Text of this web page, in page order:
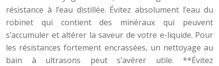
résistance à l’eau distillée. Évitez absolument l’eau du
robinet qui contient des minéraux qui peuvent
s’accumuler et altérer la saveur de votre e-liquide. Pour
les résistances fortement encrassées, un nettoyage au
bain à ultrasons peut s’avérer utile. **Évitez